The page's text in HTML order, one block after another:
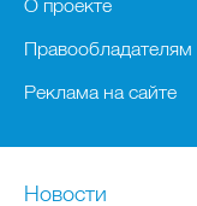
О проекте
Правообладателям
Реклама на сайте
Новости